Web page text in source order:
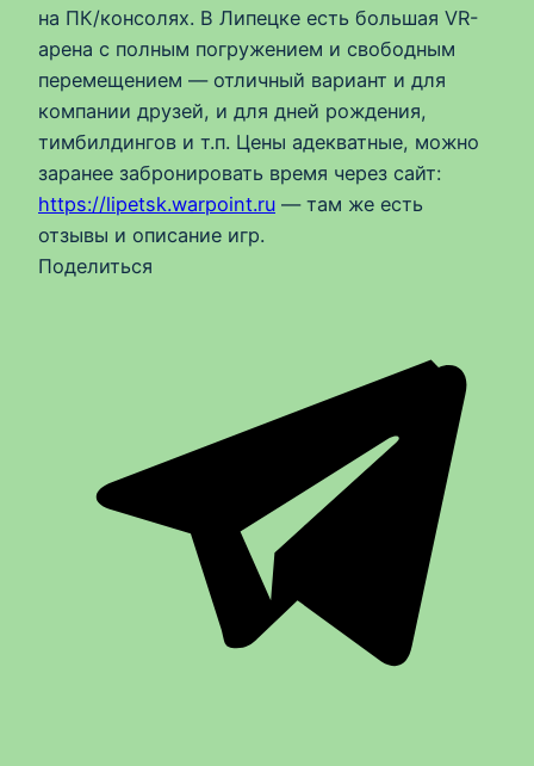
на ПК/консолях. В Липецке есть большая VR-
арена с полным погружением и свободным
перемещением — отличный вариант и для
компании друзей, и для дней рождения,
тимбилдингов и т.п. Цены адекватные, можно
заранее забронировать время через сайт:
https://lipetsk.warpoint.ru — там же есть
отзывы и описание игр.
Поделиться